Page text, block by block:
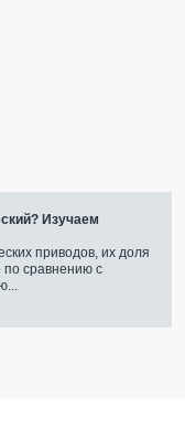
Изучаем
приводов, их доля
по сравнению с